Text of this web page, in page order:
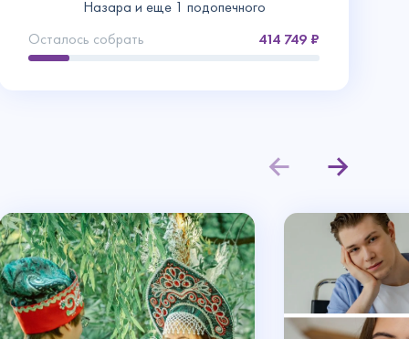
Назара и еще 1 подопечного
Осталось собрать
414 749
на
что
и